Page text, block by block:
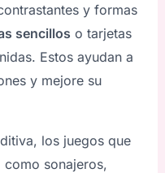
y formas
sencillos o tarjetas
Estos ayudan a
y mejore su
los juegos que
sonajeros,